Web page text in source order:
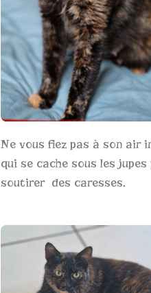
Ne vous fiez pas à son air
qui se cache sous les
soutirer des caresses.